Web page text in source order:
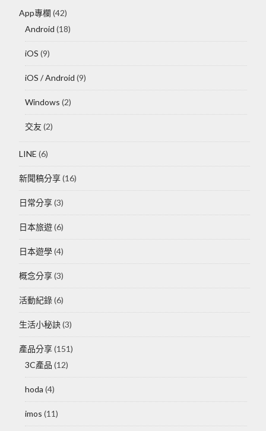
App專欄 (42)
Android (18)
iOS (9)
iOS / Android (9)
Windows (2)
交友 (2)
LINE (6)
新聞稿分享(16)
日常分享(3)
日本旅遊(6)
日本遊學(4)
概念分享(3)
活動紀錄(6)
生活小秘訣(3)
產品分享(151)
3C產品 (12)
hoda (4)
imos (11)